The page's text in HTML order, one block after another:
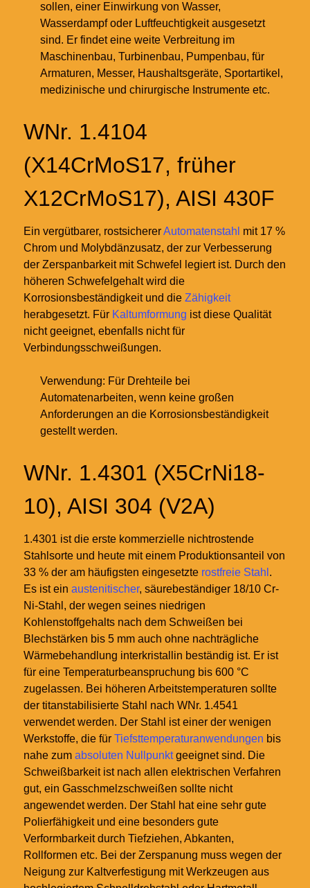
sollen, einer Einwirkung von Wasser,
Wasserdampf oder Luftfeuchtigkeit ausgesetzt
sind. Er findet eine weite Verbreitung im
Maschinenbau, Turbinenbau, Pumpenbau, für
Armaturen, Messer, Haushaltsgeräte, Sportartikel,
medizinische und chirurgische Instrumente etc.
WNr. 1.4104
(X14CrMoS17, früher
X12CrMoS17), AISI 430F
Ein vergütbarer, rostsichererAutomatenstahl mit 17 %
Chrom und Molybdänzusatz, der zur Verbesserung
der Zerspanbarkeit mit Schwefel legiert ist. Durch den
höheren Schwefelgehalt wird die
Korrosionsbeständigkeit und die Zähigkeit
herabgesetzt. Für Kaltumformung ist diese Qualität
nicht geeignet, ebenfalls nicht für
Verbindungsschweißungen.
Verwendung: Für Drehteile bei
Automatenarbeiten, wenn keine großen
Anforderungen an die Korrosionsbeständigkeit
gestellt werden.
WNr. 1.4301 (X5CrNi18-
10), AISI 304 (V2A)
1.4301 ist die erste kommerzielle nichtrostende
Stahlsorte und heute mit einem Produktionsanteil von
33 % der am häufigsten eingesetzte rostfreie Stahl .
Es ist ein austenitischer, säurebeständiger 18/10 Cr-
Ni-Stahl, der wegen seines niedrigen
Kohlenstoffgehalts nach dem Schweißen bei
Blechstärken bis 5 mm auch ohne nachträgliche
Wärmebehandlung interkristallin beständig ist. Er ist
für eine Temperaturbeanspruchung bis 600 °C
zugelassen. Bei höheren Arbeitstemperaturen sollte
der titanstabilisierte Stahl nach WNr. 1.4541
verwendet werden. Der Stahl ist einer der wenigen
Werkstoffe, die für Tiefsttemperaturanwendungen bis
nahe zum absoluten Nullpunktgeeignet sind. Die
Schweißbarkeit ist nach allen elektrischen Verfahren
gut, ein Gasschmelzschweißen sollte nicht
angewendet werden. Der Stahl hat eine sehr gute
Polierfähigkeit und eine besonders gute
Verformbarkeit durch Tiefziehen, Abkanten,
Rollformen etc. Bei der Zerspanung muss wegen der
Neigung zur Kaltverfestigung mit Werkzeugen aus